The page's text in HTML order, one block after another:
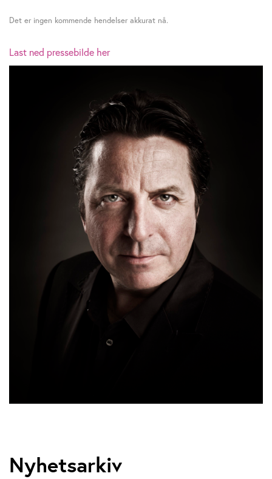
Det er ingen kommende hendelser akkurat nå.
Last ned pressebilde her
Nyhetsarkiv